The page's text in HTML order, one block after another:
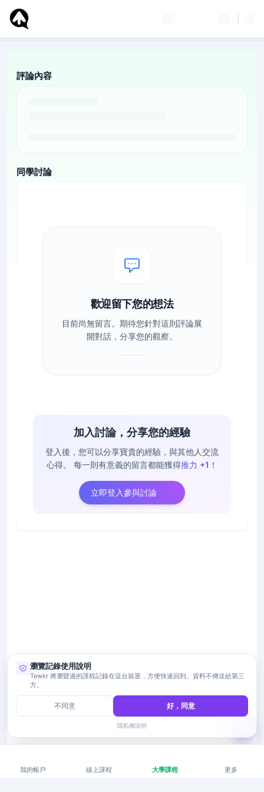
評論內容
同學討論
歡迎留下您的想法
目前尚無留言。期待您針對這則評論展
開對話，分享您的觀察。
加入討論，分享您的經驗
登入後，您可以分享寶貴的經驗，與其他人交流
心得。
每一則有意義的留言都能獲得推力 +1 ！
立即登入參與討論
我的帳戶 線上課程 大學課程 更多
瀏覽記錄使用說明
Tewkr 將瀏覽過的課程記錄在這台裝置，方便快速回到。資料不傳送給第三
方。
不同意 好，同意
隱私權說明